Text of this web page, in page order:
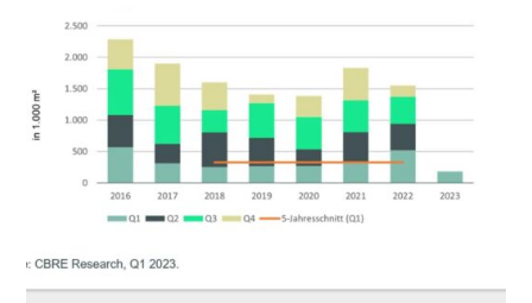
t
e
l
N
s
e
t
e
r